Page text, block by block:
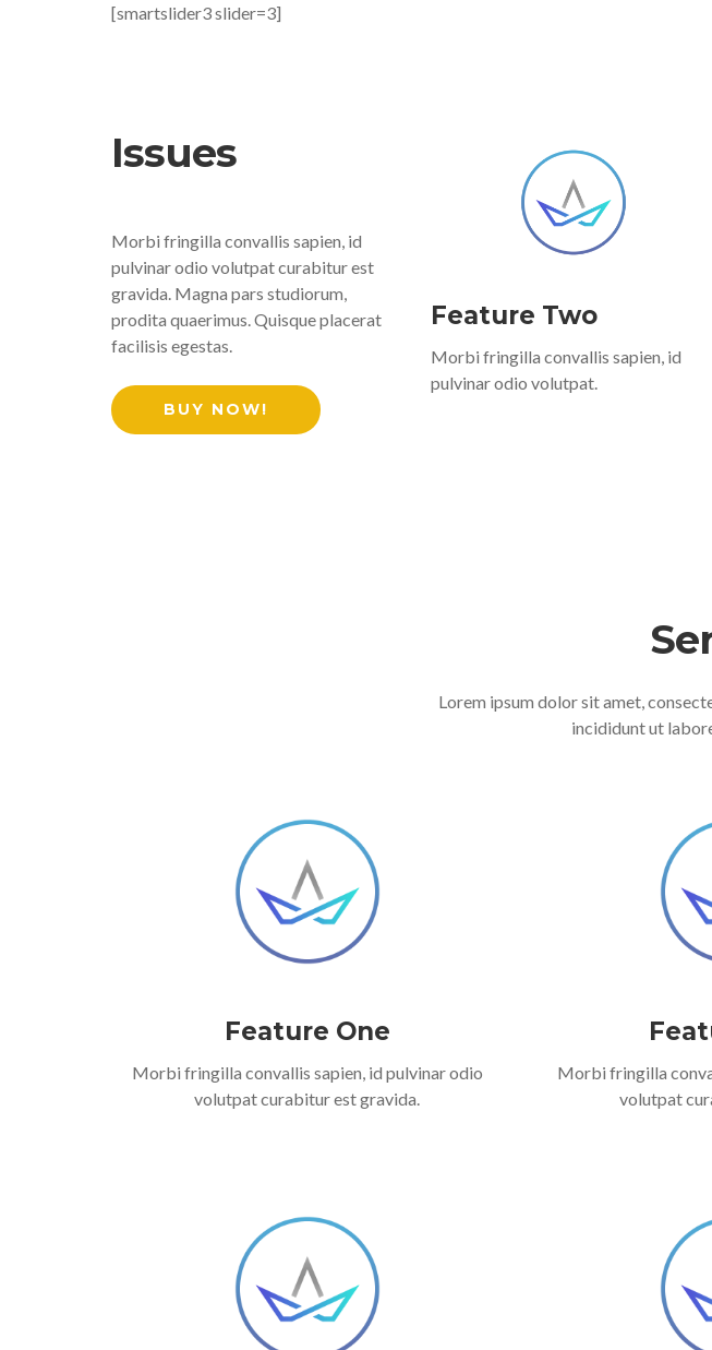
[smartslider3 slider=3]
Issues
Morbi fringilla convallis sapien, id
pulvinar odio volutpat curabitur est
gravida. Magna pars studiorum,
prodita quaerimus. Quisque placerat
facilisis egestas.
BUY NOW!
Feature Two
Morbi fringilla convallis sapien, id
pulvinar odio volutpat.
Lorem ipsum dolor sit amet,
incididunt ut
Feature One
Morbi fringilla convallis sapien, id pulvinar odio
volutpat curabitur est gravida.
Morbi fringilla
volutpat